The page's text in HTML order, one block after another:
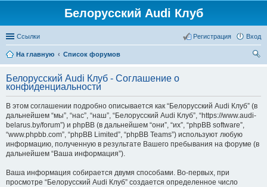
Белорусский Audi Клуб
Ссылки Вход
Регистрация
На главную
Список форумов
Белорусский Audi Клуб - Соглашение о
конфиденциальности
В этом соглашении подробно описывается как “Белорусский Audi Клуб” (в
дальнейшем “мы”, “нас”, “наш”, “Белорусский Audi Клуб”, “https://www.audi-
belarus.by/forum”) и phpBB (в дальнейшем “они”, “их”, “phpBB software”,
“www.phpbb.com”, “phpBB Limited”, “phpBB Teams”) используют любую
информацию, полученную в результате Вашего пребывания на форуме (в
дальнейшем “Ваша информация”).
Ваша информация собирается двумя способами. Во-первых, при
просмотре “Белорусский Audi Клуб” создается определенное число